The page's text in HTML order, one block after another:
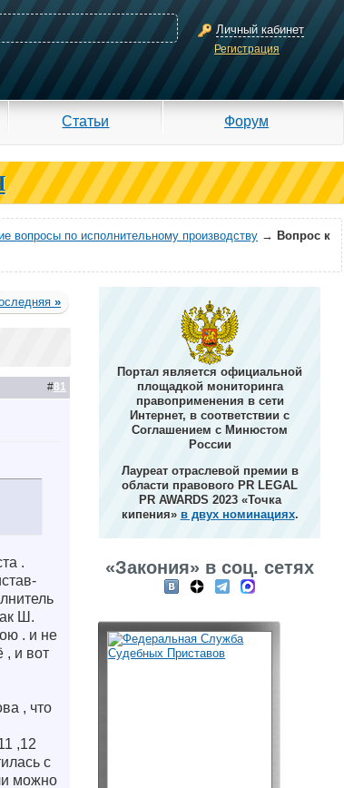
Личный кабинет
Регистрация
Статьи Форум
вопросы по исполнительному производству → Вопрос к
»
#81
.
Ш.
. и не
, и вот
, что
,12
с
можно
Портал является официальной
площадкой мониторинга
правоприменения в сети
Интернет, в соответствии с
Соглашением с Минюстом
России
Лауреат отраслевой премии в
области правового PR LEGAL
PR AWARDS 2023 «Точка
кипения» в двух номинациях.
«Закония» в соц. сетях